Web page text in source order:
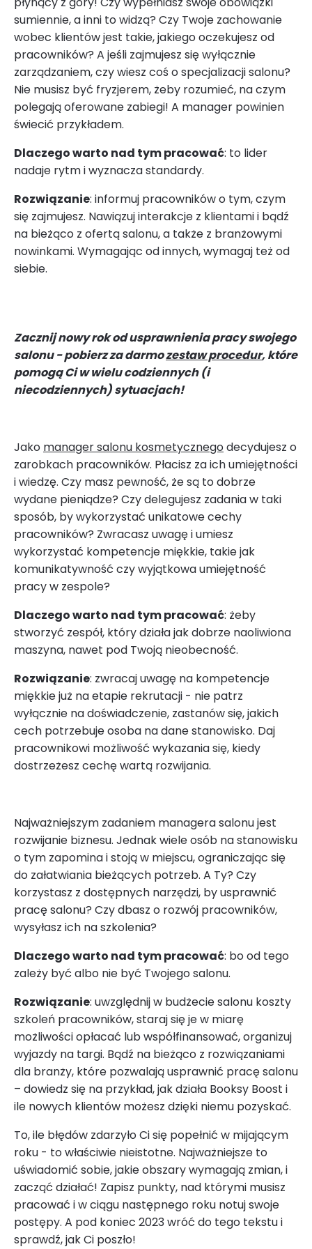
sumiennie, a inni to widzą? Czy Twoje zachowanie
wobec klientów jest takie, jakiego oczekujesz od
pracowników? A jeśli zajmujesz się wyłącznie
zarządzaniem, czy wiesz coś o specjalizacji salonu?
Nie musisz być fryzjerem, żeby rozumieć, na czym
polegają oferowane zabiegi! A manager powinien
świecić przykładem.
Dlaczego warto nad tym pracować: to lider
nadaje rytm i wyznacza standardy.
Rozwiązanie: informuj pracowników o tym, czym
się zajmujesz. Nawiązuj interakcje z klientami i bądź
na bieżąco z ofertą salonu, a także z branżowymi
nowinkami. Wymagając od innych, wymagaj też od
siebie.
Zacznij nowy rok od usprawnienia pracy swojego
salonu - pobierz za darmozestaw procedur, które
pomogą Ci w wielu codziennych (i
niecodziennych) sytuacjach!
Jako manager salonu kosmetycznegodecydujesz o
zarobkach pracowników. Płacisz za ich umiejętności
i wiedzę. Czy masz pewność, że są to dobrze
wydane pieniądze? Czy delegujesz zadania w taki
sposób, by wykorzystać unikatowe cechy
pracowników? Zwracasz uwagę i umiesz
wykorzystać kompetencje miękkie, takie jak
komunikatywność czy wyjątkowa umiejętność
pracy w zespole?
Dlaczego warto nad tym pracować: żeby
stworzyć zespół, który działa jak dobrze naoliwiona
maszyna, nawet pod Twoją nieobecność.
Rozwiązanie: zwracaj uwagę na kompetencje
miękkie już na etapie rekrutacji - nie patrz
wyłącznie na doświadczenie, zastanów się, jakich
cech potrzebuje osoba na dane stanowisko. Daj
pracownikowi możliwość wykazania się, kiedy
dostrzeżesz cechę wartą rozwijania.
Najważniejszym zadaniem managera salonu jest
rozwijanie biznesu. Jednak wiele osób na stanowisku
o tym zapomina i stoją w miejscu, ograniczając się
do załatwiania bieżących potrzeb. A Ty? Czy
korzystasz z dostępnych narzędzi, by usprawnić
pracę salonu? Czy dbasz o rozwój pracowników,
wysyłasz ich na szkolenia?
Dlaczego warto nad tym pracować: bo od tego
zależy być albo nie być Twojego salonu.
Rozwiązanie: uwzględnij w budżecie salonu koszty
szkoleń pracowników, staraj się je w miarę
możliwości opłacać lub współfinansować, organizuj
wyjazdy na targi. Bądź na bieżąco z rozwiązaniami
dla branży, które pozwalają usprawnić pracę salonu
– dowiedz się na przykład, jak działa Booksy Boost i
ile nowych klientów możesz dzięki niemu pozyskać.
To, ile błędów zdarzyło Ci się popełnić w mijającym
roku - to właściwie nieistotne. Najważniejsze to
uświadomić sobie, jakie obszary wymagają zmian, i
zacząć działać! Zapisz punkty, nad którymi musisz
pracować i w ciągu następnego roku notuj swoje
postępy. A pod koniec 2023 wróć do tego tekstu i
sprawdź, jak Ci poszło!